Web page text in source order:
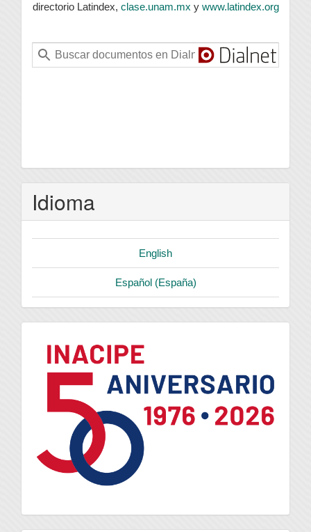
directorio Latindex, clase.unam.mx y www.latindex.org
Idioma
English
Español (España)
logo